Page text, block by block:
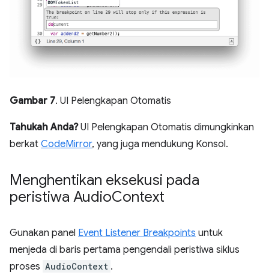
Gambar 7. UI Pelengkapan Otomatis
Tahukah Anda?UI Pelengkapan Otomatis dimungkinkan
berkat CodeMirror, yang juga mendukung Konsol.
Menghentikan eksekusi pada
peristiwa AudioContext
Gunakan panel Event Listener Breakpoints untuk
menjeda di baris pertama pengendali peristiwa siklus
proses AudioContext .